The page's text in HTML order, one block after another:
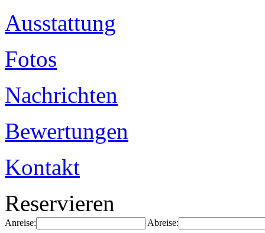
Ausstattung
Fotos
Nachrichten
Bewertungen
Kontakt
Reservieren
Anreise: Abreise: